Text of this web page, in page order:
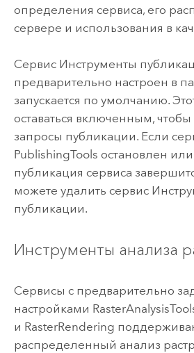
определения сервиса, его
сервере и использования в
Сервис Инструменты
предварительно настроен в
запускается по умолчанию.
оставаться включенным, чтобы
запросы публикации. Если
PublishingTools остановлен
публикация сервиса
можете удалить сервис
публикации.
Инструменты анализа
Сервисы с предварительно
настройками
и RasterRendering
распределенный анализ